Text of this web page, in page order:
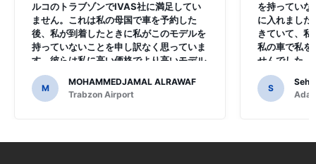
ルコのトラブゾンでIVAS社に満足してい
ません。これは私の母国で車を予約した
後、私が到着したときに私がこのモデルを
持っていないことを申し訳なく思っていま
す。彼らは私に高い価格でより高いモデル
を得るように強制します。
M
MOHAMMEDJAMAL ALRAWAF
Trabzon Airport
を持っていな
に入れました
きていて、
私の車で私を
せんでした。
のドライバ
ためにそれを
トは非常に
S